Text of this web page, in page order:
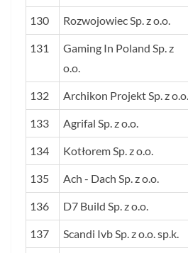
130 Rozwojowiec Sp. z o.o.
131
Gaming In Poland Sp. z
o.o.
132 Archikon Projekt Sp. z o.o.
133 Agrifal Sp. z o.o.
134 Kotłorem Sp. z o.o.
135 Ach - Dach Sp. z o.o.
136 D7 Build Sp. z o.o.
137 Scandi Ivb Sp. z o.o. sp.k.